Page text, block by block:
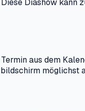
Diashow kann
aus dem
möglichst